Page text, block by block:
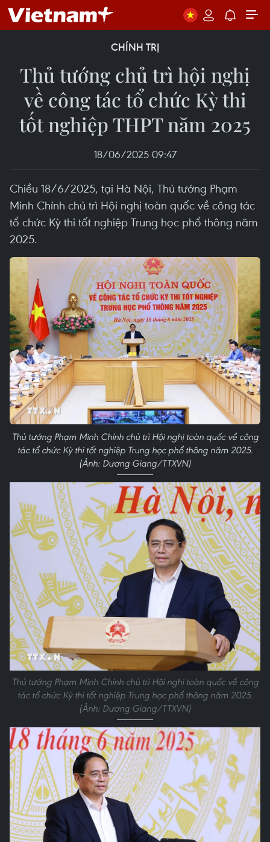
CHÍNH TRỊ
Thủ tướng chủ trì hội nghị
về công tác tổ chức Kỳ thi
tốt nghiệp THPT năm 2025
18/06/2025 09:47
Chiều 18/6/2025, tại Hà Nội, Thủ tướng Phạm
Minh Chính chủ trì Hội nghị toàn quốc về công tác
tổ chức Kỳ thi tốt nghiệp Trung học phổ thông năm
2025.
Thủ tướng Phạm Minh Chính chủ trì Hội nghị toàn quốc về công
tác tổ chức Kỳ thi tốt nghiệp Trung học phổ thông năm 2025.
(Ảnh: Dương Giang/TTXVN)
Thủ tướng Phạm Minh Chính chủ trì Hội nghị toàn quốc về công
tác tổ chức Kỳ thi tốt nghiệp Trung học phổ thông năm 2025.
(Ảnh: Dương Giang/TTXVN)